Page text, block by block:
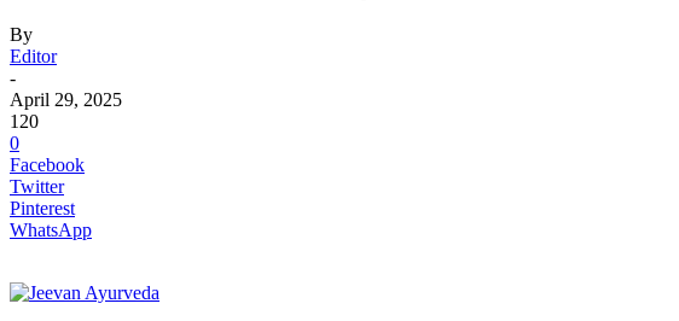
By
Editor
-
April 29, 2025
120
0
Facebook
Twitter
Pinterest
WhatsApp